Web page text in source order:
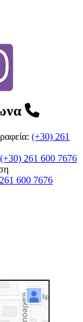
(+30) 261
(+30) 261 600 7676
600 7676